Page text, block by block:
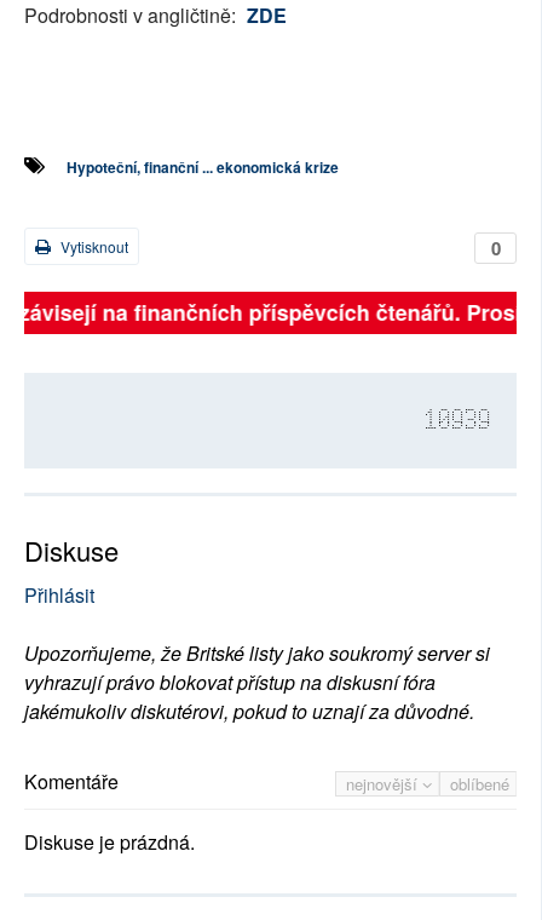
Podrobnosti v angličtině: ZDE
Hypoteční, finanční ... ekonomická krize
0
Vytisknout
na finančních příspěvcích čtenářů.
10939
Diskuse
Přihlásit
Upozorňujeme, že Britské listy jako soukromý server si
vyhrazují právo blokovat přístup na diskusní fóra
jakémukoliv diskutérovi, pokud to uznají za důvodné.
nejnovější oblíbené
Komentáře
Diskuse je prázdná.